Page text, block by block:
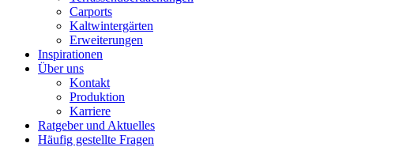
Carports
Kaltwintergärten
Erweiterungen
Inspirationen
Über uns
Kontakt
Produktion
Karriere
Ratgeber und Aktuelles
Häufig gestellte Fragen